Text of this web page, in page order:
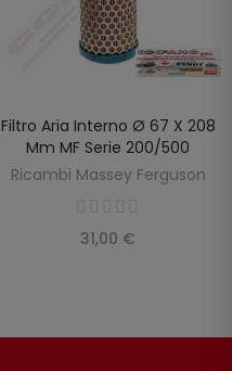
SCOPRIRE
Filtro Aria Interno Ø 67 X 208
Mm MF Serie 200/500
Ricambi Massey Ferguson
31,00 €